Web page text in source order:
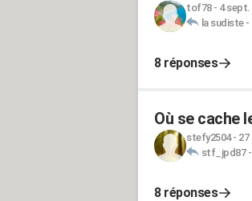
tof78- 4 sept.
la sudiste-
8 réponses
Où se cache
stefy2504- 27
stf_jpd87-
8 réponses